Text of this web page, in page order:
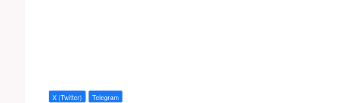
X (Twitter) Telegram